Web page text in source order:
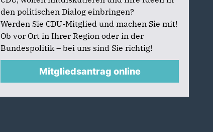
den politischen Dialog einbringen?
Werden Sie CDU-Mitglied und machen Sie mit!
Ob vor Ort in Ihrer Region oder in der
Bundespolitik – bei uns sind Sie richtig!
Mitgliedsantrag online